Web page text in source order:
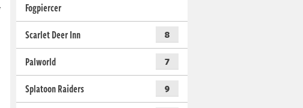
Fogpiercer
Scarlet Deer Inn
8
Palworld 7
Splatoon Raiders 9